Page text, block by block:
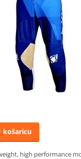
košaricu
high performance